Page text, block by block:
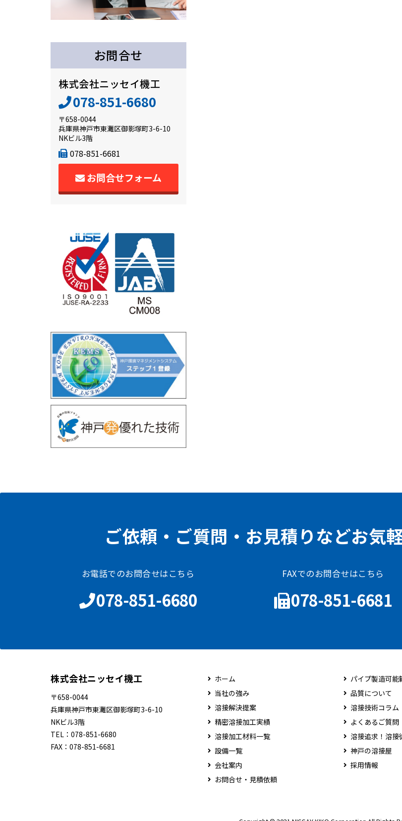
お問合せ
株式会社ニッセイ機工
078-851-6680
〒658-0044
兵庫県神戸市東灘区御影塚町3-6-10
NKビル3階
078-851-6681
お問合せフォーム
ご依頼・ご質問・お見積りなどお気
お電話でのお問合せはこちら
078-851-6680
FAXでのお問合せはこちら
078-851-6681
株式会社ニッセイ機工
〒658-0044
兵庫県神戸市東灘区御影塚町3-6-10
NKビル3階
TEL： 078-851-6680
FAX： 078-851-6681
ホーム
当社の強み
溶接解決提案
精密溶接加工実績
溶接加工材料一覧
設備一覧
会社案内
お問合せ・見積依頼
パイプ製造可能
品質について
溶接技術コラム
よくあるご質問
溶接追求！溶接
神戸の溶接屋
採用情報